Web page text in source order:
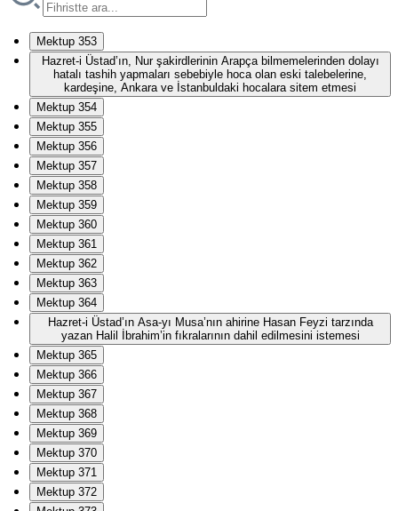
Mektup 353
Hazret-i Üstad’ın, Nur şakirdlerinin Arapça bilmemelerinden dolayı
hatalı tashih yapmaları sebebiyle hoca olan eski talebelerine,
kardeşine, Ankara ve İstanbuldaki hocalara sitem etmesi
Mektup 354
Mektup 355
Mektup 356
Mektup 357
Mektup 358
Mektup 359
Mektup 360
Mektup 361
Mektup 362
Mektup 363
Mektup 364
Hazret-i Üstad’ın Asa-yı Musa’nın ahirine Hasan Feyzi tarzında
yazan Halil İbrahim’in fıkralarının dahil edilmesini istemesi
Mektup 365
Mektup 366
Mektup 367
Mektup 368
Mektup 369
Mektup 370
Mektup 371
Mektup 372